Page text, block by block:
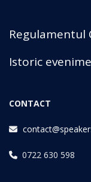
Regulamentul
Istoric
CONTACT
0722 630 598